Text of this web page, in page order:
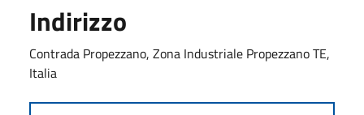
Indirizzo
Contrada Propezzano, Zona Industriale Propezzano TE,
Italia